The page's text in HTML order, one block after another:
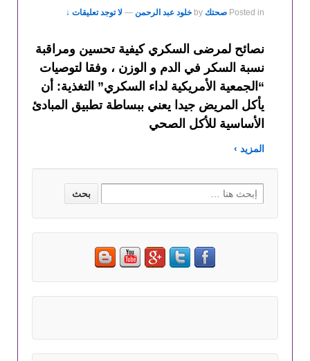
Posted in صحتك by خلود عبد الرحمن — لا توجد تعليقات ↓
نصائح لمرضى السكري كيفية تحسين ومراقبة
نسبة السكر في الدم و الوزن ، وفقا لتوصيات
“الجمعية الأمريكية لداء السكري” التغذية: أن
يأكل المريض جيدا يعني ببساطة تطبيق المبادئ
الأساسية للأكل الصحي
المزيد ›
Search for: